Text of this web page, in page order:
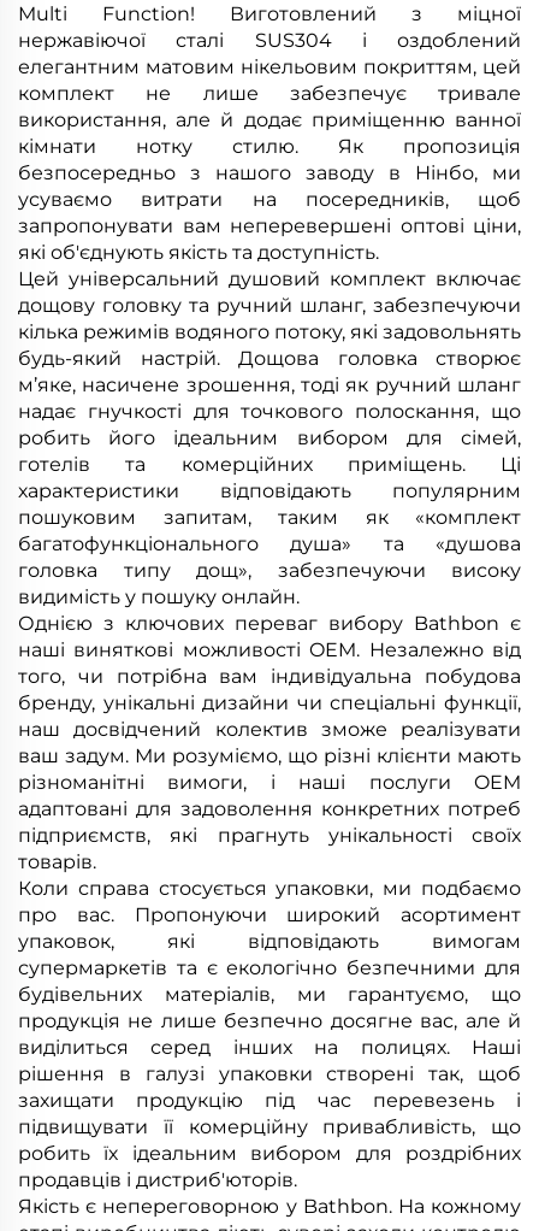
Multi Function! Виготовлений з міцної
нержавіючої сталі SUS304 і оздоблений
елегантним матовим нікельовим покриттям, цей
комплект не лише забезпечує тривале
використання, але й додає приміщенню ванної
кімнати нотку стилю. Як пропозиція
безпосередньо з нашого заводу в Нінбо, ми
усуваємо витрати на посередників, щоб
запропонувати вам неперевершені оптові ціни,
які об'єднують якість та доступність.
Цей універсальний душовий комплект включає
дощову головку та ручний шланг, забезпечуючи
кілька режимів водяного потоку, які задовольнять
будь-який настрій. Дощова головка створює
м’яке, насичене зрошення, тоді як ручний шланг
надає гнучкості для точкового полоскання, що
робить його ідеальним вибором для сімей,
готелів та комерційних приміщень. Ці
характеристики відповідають популярним
пошуковим запитам, таким як «комплект
багатофункціонального душа» та «душова
головка типу дощ», забезпечуючи високу
видимість у пошуку онлайн.
Однією з ключових переваг вибору Bathbon є
наші виняткові можливості OEM. Незалежно від
того, чи потрібна вам індивідуальна побудова
бренду, унікальні дизайни чи спеціальні функції,
наш досвідчений колектив зможе реалізувати
ваш задум. Ми розуміємо, що різні клієнти мають
різноманітні вимоги, і наші послуги OEM
адаптовані для задоволення конкретних потреб
підприємств, які прагнуть унікальності своїх
товарів.
Коли справа стосується упаковки, ми подбаємо
про вас. Пропонуючи широкий асортимент
упаковок, які відповідають вимогам
супермаркетів та є екологічно безпечними для
будівельних матеріалів, ми гарантуємо, що
продукція не лише безпечно досягне вас, але й
виділиться серед інших на полицях. Наші
рішення в галузі упаковки створені так, щоб
захищати продукцію під час перевезень і
підвищувати її комерційну привабливість, що
робить їх ідеальним вибором для роздрібних
продавців і дистриб'юторів.
Якість є непереговорною у Bathbon. На кожному